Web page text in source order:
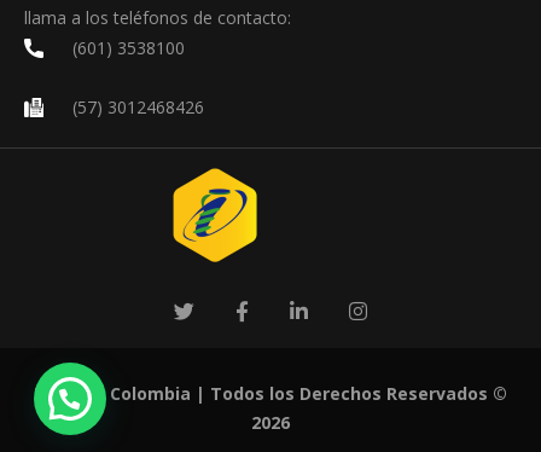
llama a los teléfonos de contacto:
(601) 3538100
(57) 3012468426
UNIRECS Colombia | Todos los Derechos Reservados ©
2026